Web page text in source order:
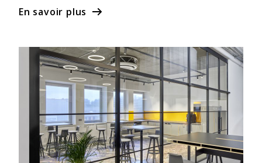
En savoir plus